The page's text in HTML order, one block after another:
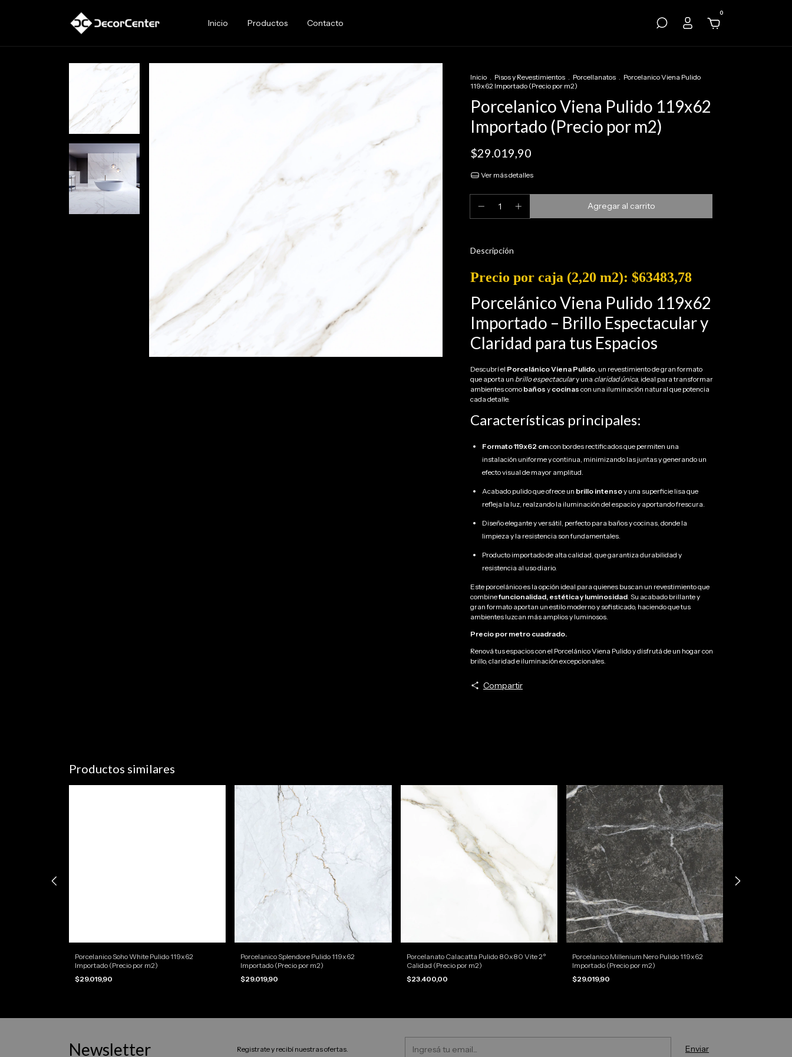
Inicio Productos Contacto
0
Inicio . Pisos y Revestimientos . Porcellanatos . Porcelanico Viena Pulido
119x62 Importado (Precio por m2)
Porcelanico Viena Pulido 119x62
Importado (Precio por m2)
$29.019,90
Ver más detalles
Descripción
Precio por caja (2,20 m2): $63483,78
Porcelánico Viena Pulido 119x62
Importado – Brillo Espectacular y
Claridad para tus Espacios
Descubrí el Porcelánico Viena Pulido , un revestimiento de gran formato
que aporta un brillo espectaculary una claridad única, ideal para transformar
ambientes como baños y cocinas con una iluminación natural que potencia
cada detalle.
Características principales:
Formato 119x62 cmcon bordes rectificados que permiten una
instalación uniforme y continua, minimizando las juntas y generando un
efecto visual de mayor amplitud.
Acabado pulido que ofrece un brillo intensoy una superficie lisa que
refleja la luz, realzando la iluminación del espacio y aportando frescura.
Diseño elegante y versátil, perfecto para baños y cocinas, donde la
limpieza y la resistencia son fundamentales.
Producto importado de alta calidad, que garantiza durabilidad y
resistencia al uso diario.
Este porcelánico es la opción ideal para quienes buscan un revestimiento que
combinefuncionalidad, estética y luminosidad . Su acabado brillante y
gran formato aportan un estilo moderno y sofisticado, haciendo que tus
ambientes luzcan más amplios y luminosos.
Precio por metro cuadrado.
Renová tus espacios con el Porcelánico Viena Pulido y disfrutá de un hogar con
brillo, claridad e iluminación excepcionales.
Compartir
Productos similares
Porcelanico Soho White Pulido 119x62
Importado (Precio por m2)
$29.019,90
Porcelanico Splendore Pulido 119x62
Importado (Precio por m2)
$29.019,90
Porcelanato Calacatta Pulido 80x80 Vite 2°
Calidad (Precio por m2)
$23.400,00
Porcelanico Millenium Nero Pulido 119x62
Importado (Precio por m2)
$29.019,90
Newsletter Registrate y recibí nuestras ofertas.